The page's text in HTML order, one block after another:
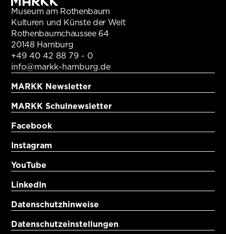
Museum am Rothenbaum
Kulturen und Künste der Welt
Rothenbaumchaussee 64
20148 Hamburg
+49 40 42 88 79 - 0
info@markk-hamburg.de
MARKK Newsletter
MARKK Schulnewsletter
Facebook
Instagram
YouTube
LinkedIn
Datenschutzhinweise
Datenschutzeinstellungen